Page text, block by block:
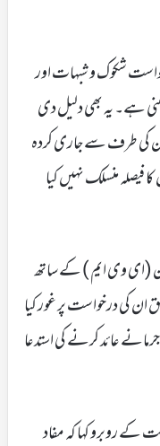
شکوک و شبہات اور
ہے۔ یہ بھی دلیل دی
کی طرف سے جاری کردہ
کر دی ہے لیکن 26 اپریل کا فیصلہ منسلک نہیں کیا
(ای وی ایم ) کے ساتھ
کی درخواست پر غور کیا
عائد کرنے کی استدعا
روبرو کہا کہ مفاد